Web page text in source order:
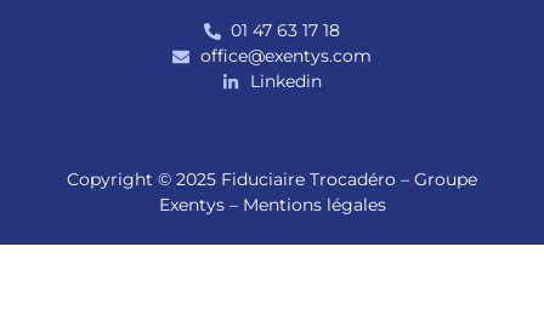
01 47 63 17 18
office@exentys.com
Linkedin
Copyright © 2025 Fiduciaire Trocadéro – Groupe
Exentys – Mentions légales